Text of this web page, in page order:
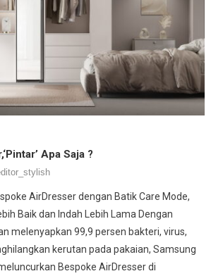
Apa Saja ?
AirDresser dengan Batik Care Mode,
Baik dan Indah Lebih Lama Dengan
melenyapkan 99,9 persen bakteri, virus,
kerutan pada pakaian, Samsung
Bespoke AirDresser di